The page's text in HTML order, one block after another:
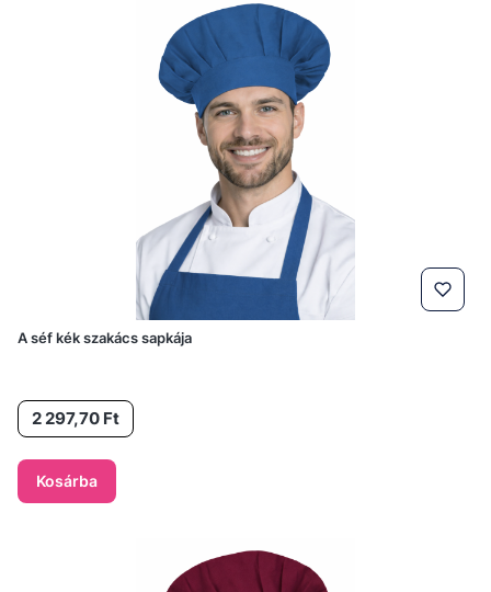
A séf kék szakács sapkája
Ár2 297,70 Ft
Kosárba